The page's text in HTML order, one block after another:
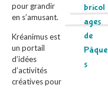
pour grandir
en s’amusant.
Kréanimus est
un portail
d’idées
d’activités
créatives pour
bricol
ages
de
Pâque
s